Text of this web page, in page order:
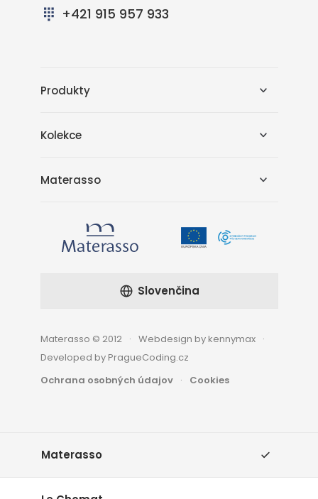
+421 915 957 933
Produkty
Kolekce
Materasso
Materasso © 2012
Webdesign by kennymax
Developed by PragueCoding.cz
Ochrana osobných údajov
Cookies
Slovenčina
Materasso